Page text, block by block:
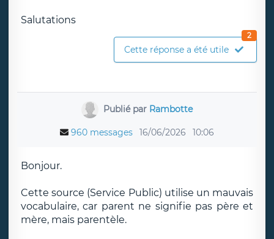
Salutations
Cette réponse a été utile
2
Publié par Rambotte
960 messages 16/06/2026 10:06
Bonjour.
Cette source (Service Public) utilise un mauvais
vocabulaire, car parent ne signifie pas père et
mère, mais parentèle.